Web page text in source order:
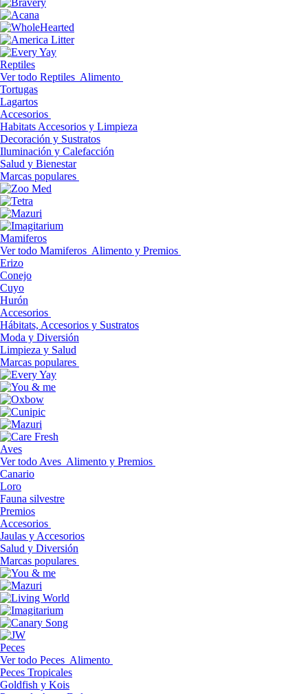
Reptiles
Ver todo Reptiles Alimento
Tortugas
Lagartos
Accesorios
Habitats Accesorios y Limpieza
Decoración y Sustratos
Iluminación y Calefacción
Salud y Bienestar
Marcas populares
Mamiferos
Ver todo Mamiferos Alimento y Premios
Erizo
Conejo
Cuyo
Hurón
Accesorios
Hábitats, Accesorios y Sustratos
Moda y Diversión
Limpieza y Salud
Marcas populares
Aves
Ver todo Aves Alimento y Premios
Canario
Loro
Fauna silvestre
Premios
Accesorios
Jaulas y Accesorios
Salud y Diversión
Marcas populares
Peces
Ver todo Peces Alimento
Peces Tropicales
Goldfish y Kois